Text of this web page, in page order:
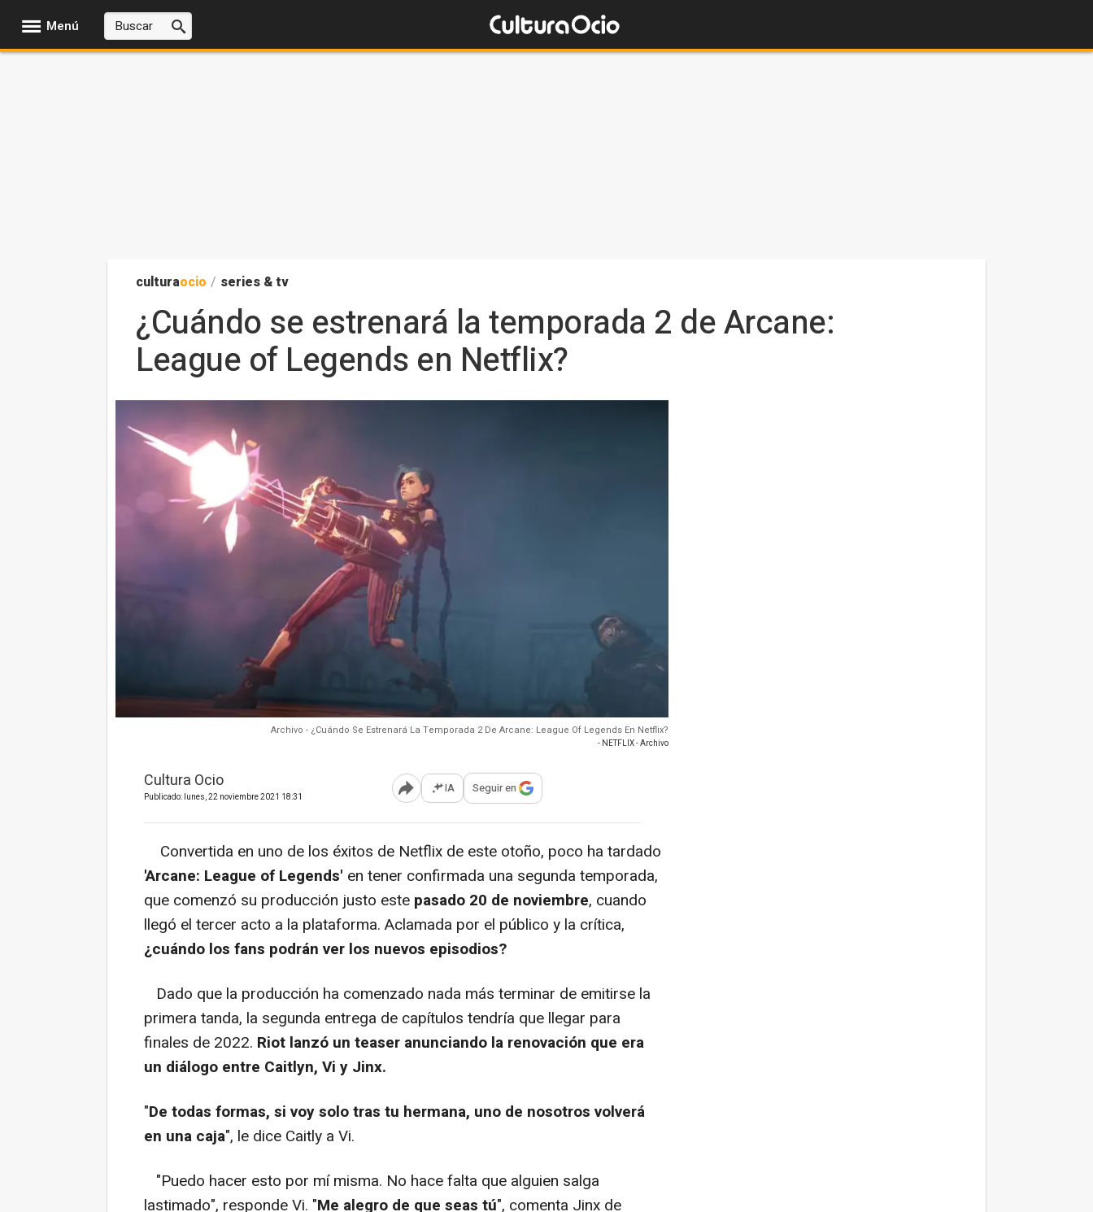
Menú
culturaocio / series & tv
¿Cuándo se estrenará la temporada 2 de Arcane:
League of Legends en Netflix?
Archivo - ¿Cuándo Se Estrenará La Temporada 2 De Arcane: League Of Legends En Netflix?
- NETFLIX - Archivo
Cultura Ocio
Publicado: lunes, 22 noviembre 2021 18:31 Abrir opciones para compartir
IA Seguir en
Convertida en uno de los éxitos de Netflix de este otoño, poco ha tardado
'Arcane: League of Legends' en tener confirmada una segunda temporada,
que comenzó su producción justo este pasado 20 de noviembre, cuando
llegó el tercer acto a la plataforma. Aclamada por el público y la crítica,
¿cuándo los fans podrán ver los nuevos episodios?
Dado que la producción ha comenzado nada más terminar de emitirse la
primera tanda, la segunda entrega de capítulos tendría que llegar para
finales de 2022. Riot lanzó un teaser anunciando la renovación que era
un diálogo entre Caitlyn, Vi y Jinx.
"De todas formas, si voy solo tras tu hermana, uno de nosotros volverá
en una caja", le dice Caitly a Vi.
"Puedo hacer esto por mí misma. No hace falta que alguien salga
lastimado", responde Vi. "Me alegro de que seas tú", comenta Jinx de